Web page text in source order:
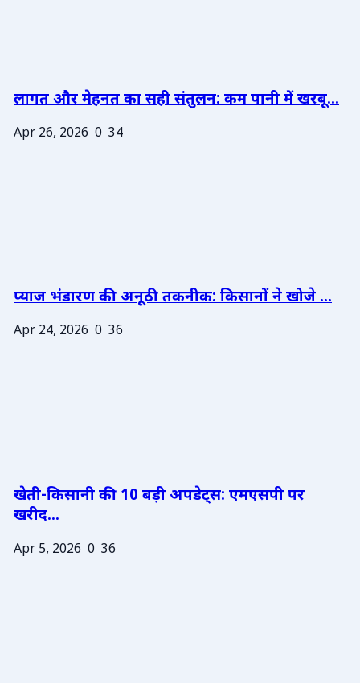
लागत और मेहनत का सही संतुलन: कम पानी में खरबू...
Apr 26, 2026 0 34
प्याज भंडारण की अनूठी तकनीक: किसानों ने खोजे ...
Apr 24, 2026 0 36
खेती-किसानी की 10 बड़ी अपडेट्स: एमएसपी पर
खरीद...
Apr 5, 2026 0 36